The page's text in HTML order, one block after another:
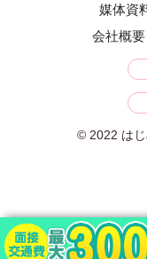
媒体資
会社概要
© 2022 はじ